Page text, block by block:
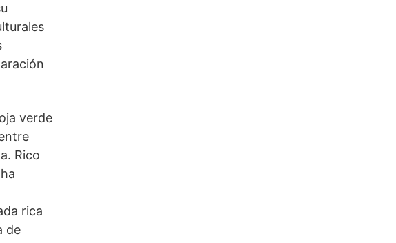
verde
Rico
rica
de